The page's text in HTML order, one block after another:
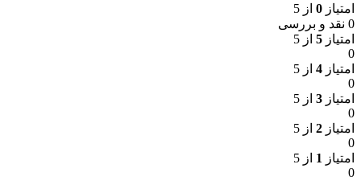
امتیاز 0 از 5
0 نقد و بررسی
امتیاز 5 از 5
0
امتیاز 4 از 5
0
امتیاز 3 از 5
0
امتیاز 2 از 5
0
امتیاز 1 از 5
0